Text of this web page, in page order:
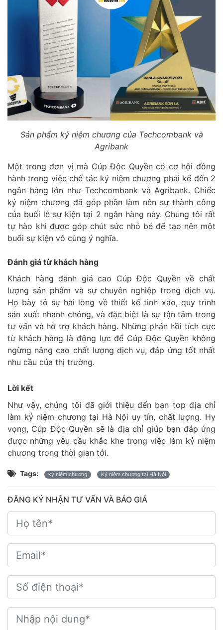
Sản phẩm kỷ niệm chương của Techcombank và
Agribank
Một trong đơn vị mà Cúp Độc Quyền có cơ hội đồng
hành trong việc chế tác kỷ niệm chương phải kế đến 2
ngân hàng lớn như Techcombank và Agribank. Chiếc
kỷ niệm chương đã góp phần làm nên sự thành công
của buổi lễ sự kiện tại 2 ngân hàng này. Chúng tôi rất
tự hào khi được góp chút sức nhỏ bé để tạo nên một
buổi sự kiện vô cùng ý nghĩa.
Đánh giá từ khách hàng
Khách hàng đánh giá cao Cúp Độc Quyền về chất
lượng sản phẩm và sự chuyên nghiệp trong dịch vụ.
Họ bày tỏ sự hài lòng về thiết kế tinh xảo, quy trình
sản xuất nhanh chóng, và đặc biệt là sự tận tâm trong
tư vấn và hỗ trợ khách hàng. Những phản hồi tích cực
từ khách hàng là động lực để Cúp Độc Quyền không
ngừng nâng cao chất lượng dịch vụ, đáp ứng tốt nhất
nhu cầu của thị trường.
Lời kết
Như vậy, chúng tôi đã giới thiệu đến bạn top địa chỉ
làm kỷ niệm chương tại Hà Nội uy tín, chất lượng. Hy
vọng, Cúp Độc Quyền sẽ là địa chỉ giúp bạn đáp ứng
được những yêu cầu khắc khe trong việc làm kỷ niệm
chương trong thời gian tới.
Tags: kỷ niệm chương Kỷ niệm chương tại Hà Nội
ĐĂNG KÝ NHẬN TƯ VẤN VÀ BÁO GIÁ